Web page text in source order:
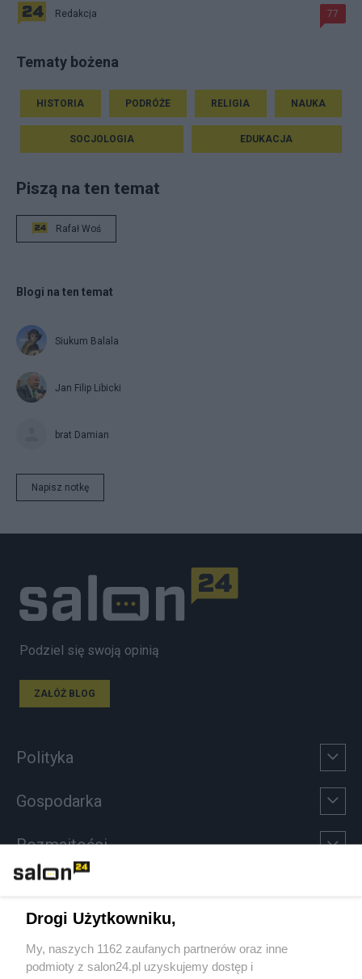
Redakcja 77
Tematy bożena
HISTORIA PODRÓŻE RELIGIA NAUKA
SOCJOLOGIA EDUKACJA
Piszą na ten temat
Rafał Woś
Blogi na ten temat
Siukum Balala
Jan Filip Libicki
brat Damian
Napisz notkę
Podziel się swoją opinią
ZAŁÓŻ BLOG
Polityka
Gospodarka
Rozmaitości
Sport
Drogi Użytkowniku,
My, naszych 1162 zaufanych partnerów oraz inne
podmioty z salon24.pl uzyskujemy dostęp i